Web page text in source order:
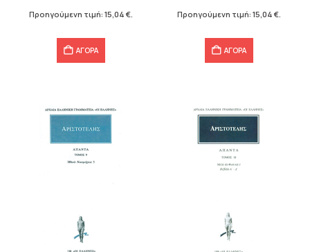
19,90 €.
είναι:
Προηγούμενη τιμή: 15,04 €.
ΑΓΟΡΑ
19,90 €.
είναι:
Προηγούμενη τιμή: 15,04 €.
ΑΓΟΡΑ